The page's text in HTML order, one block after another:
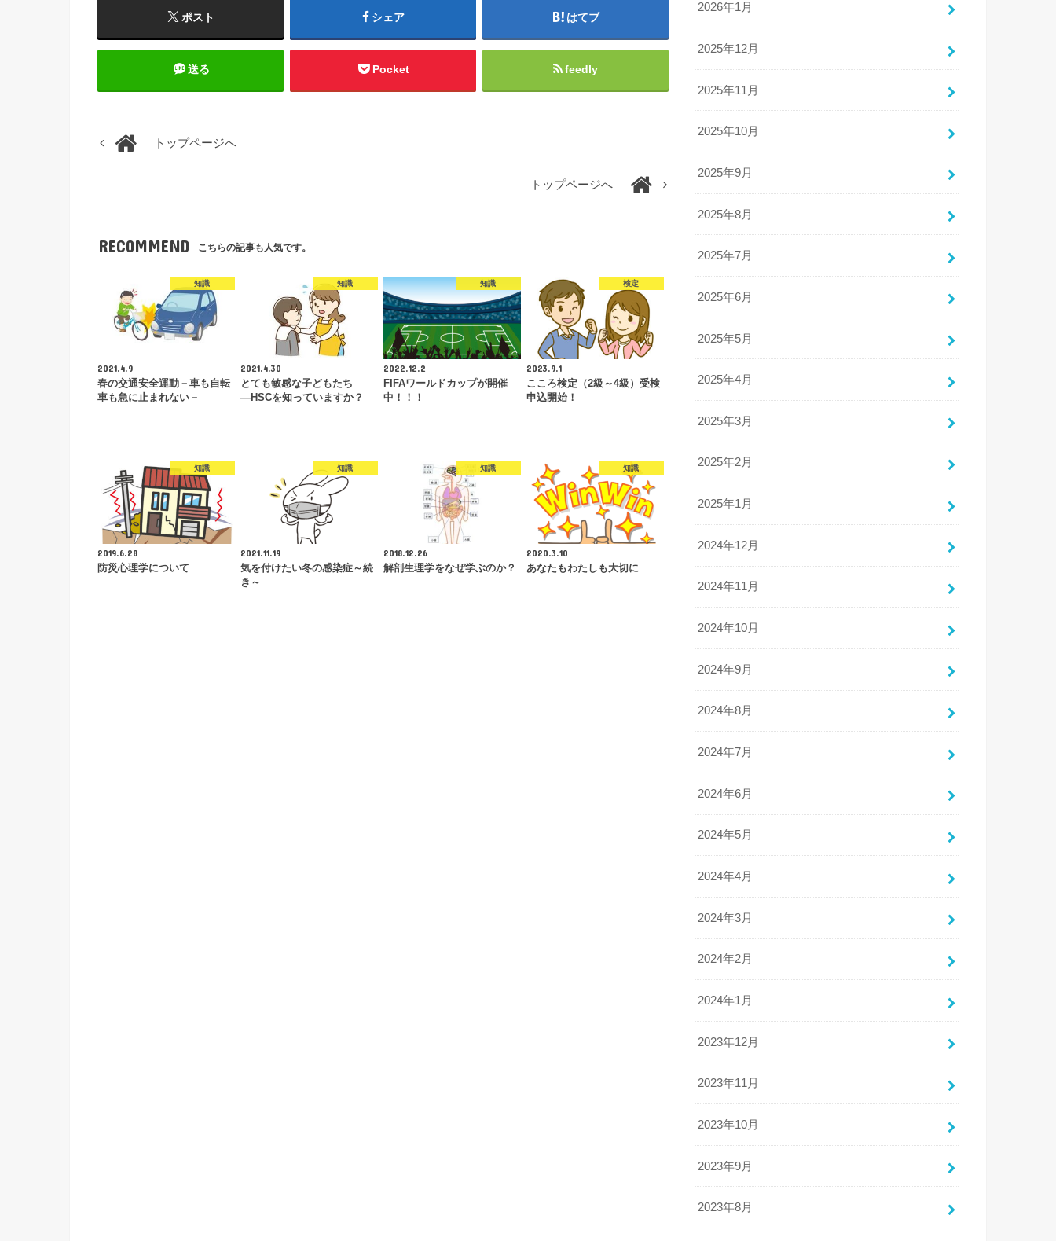
ポスト シェア はてブ
送る Pocket feedly
トップページへ
トップページへ
RECOMMEND こちらの記事も人気です。
知識
2021.4.9
春の交通安全運動－車も自転
車も急に止まれない－
知識
2021.4.30
とても敏感な子どもたち
―HSCを知っていますか？
知識
2022.12.2
FIFAワールドカップが開催
中！！！
検定
2023.9.1
こころ検定（2級～4級）受検
申込開始！
知識
2019.6.28
防災心理学について
知識
2021.11.19
気を付けたい冬の感染症～続
き～
知識
2018.12.26
解剖生理学をなぜ学ぶのか？
知識
2020.3.10
あなたもわたしも大切に
2026年1月
2025年12月
2025年11月
2025年10月
2025年9月
2025年8月
2025年7月
2025年6月
2025年5月
2025年4月
2025年3月
2025年2月
2025年1月
2024年12月
2024年11月
2024年10月
2024年9月
2024年8月
2024年7月
2024年6月
2024年5月
2024年4月
2024年3月
2024年2月
2024年1月
2023年12月
2023年11月
2023年10月
2023年9月
2023年8月